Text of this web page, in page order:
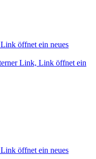
öffnet ein neues
Link, Link öffnet ein
öffnet ein neues